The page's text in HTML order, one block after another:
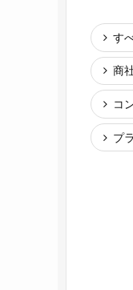
す
商
コ
プ